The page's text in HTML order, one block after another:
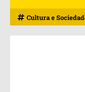
Cultura e